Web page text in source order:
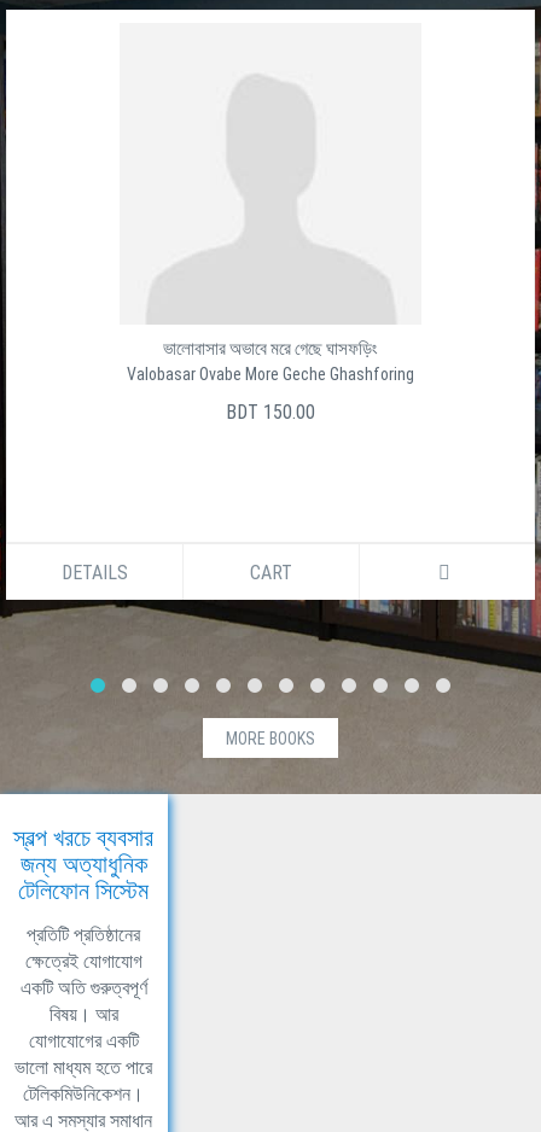
ভালোবাসার অভাবে মরে গেছে ঘাসফড়িং
Valobasar Ovabe More Geche Ghashforing
BDT 150.00
DETAILS CART
MORE BOOKS
স্বল্প খরচে ব্যবসার
জন্য অত্যাধুনিক
টেলিফোন সিস্টেম
প্রতিটি প্রতিষ্ঠানের
ক্ষেত্রেই যোগাযোগ
একটি অতি গুরুত্বপূর্ণ
বিষয়। আর
যোগাযোগের একটি
ভালো মাধ্যম হতে পারে
টেলিকমিউনিকেশন।
আর এ সমস্যার সমাধান